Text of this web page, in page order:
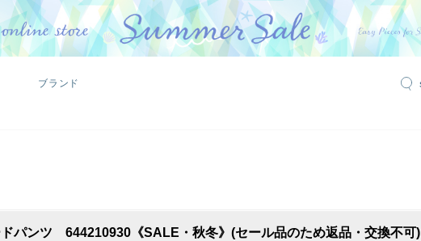
ブランド
パンツ 644210930《SALE・秋冬》(セール品のため返品・交換不可)